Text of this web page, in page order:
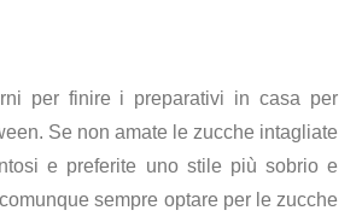
per finire i preparativi in casa per
Se non amate le zucche intagliate
e preferite uno stile più sobrio e
sempre optare per le zucche